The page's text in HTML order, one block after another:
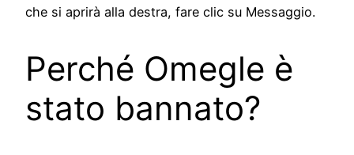
che si aprirà alla destra, fare clic su Messaggio.
Perché Omegle è
stato bannato?